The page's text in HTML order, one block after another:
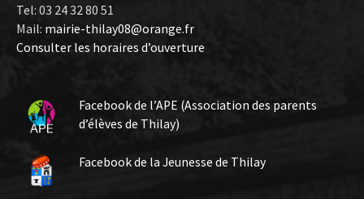
Tel: 03 24 32 80 51
Mail: mairie-thilay08@orange.fr
Consulter les horaires d’ouverture
Facebook de l’APE (Association des parents
d’élèves de Thilay)
Facebook de la Jeunesse de Thilay